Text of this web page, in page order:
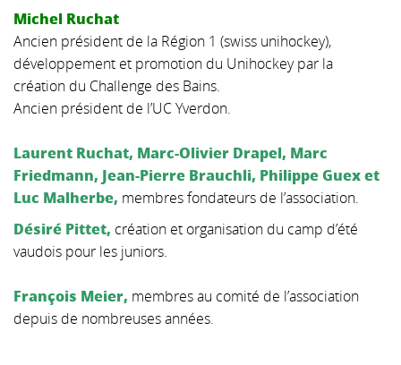
Michel Ruchat
Ancien président de la Région 1 (swiss unihockey),
développement et promotion du Unihockey par la
création du Challenge des Bains.
Ancien président de l’UC Yverdon.
Laurent Ruchat, Marc-Olivier Drapel, Marc
Friedmann, Jean-Pierre Brauchli, Philippe Guex et
Luc Malherbe, membres fondateurs de l’association.
Désiré Pittet, création et organisation du camp d’été
vaudois pour les juniors.
François Meier, membres au comité de l’association
depuis de nombreuses années.